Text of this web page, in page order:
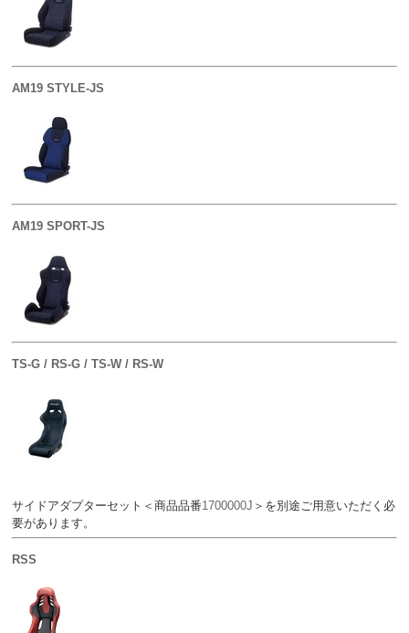
AM19 STYLE-JS
AM19 SPORT-JS
TS-G / RS-G / TS-W / RS-W
サイドアダプターセット＜商品品番1700000J ＞を別途ご用意いただく必
要があります。
RSS